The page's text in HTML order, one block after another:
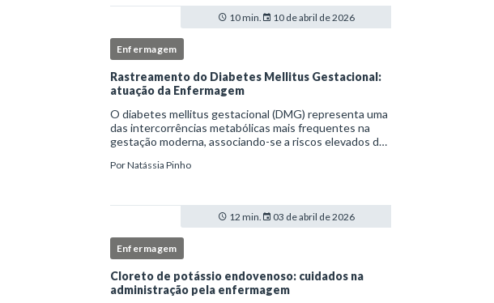
10 min. 10 de abril de 2026
Enfermagem
Rastreamento do Diabetes Mellitus Gestacional:
atuação da Enfermagem
O diabetes mellitus gestacional (DMG) representa uma
das intercorrências metabólicas mais frequentes na
gestação moderna, associando-se a riscos elevados de
identificado precocemente.Neste cenário, o enferm
PorNatássia Pinho
12 min. 03 de abril de 2026
Enfermagem
Cloreto de potássio endovenoso: cuidados na
administração pela enfermagem